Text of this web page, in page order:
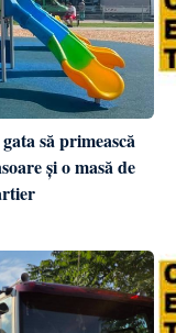
să primească
și o masă de